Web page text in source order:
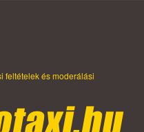
feltételek és moderálási